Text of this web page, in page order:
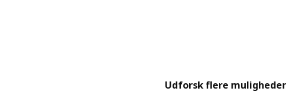
Udforsk flere muligheder